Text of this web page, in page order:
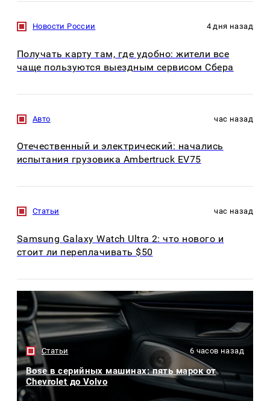
Новости России 4 дня назад
Получать карту там, где удобно: жители все
чаще пользуются выездным сервисом Сбера
Авто час назад
Отечественный и электрический: начались
испытания грузовика Ambertruck EV75
Статьи час назад
Samsung Galaxy Watch Ultra 2: что нового и
стоит ли переплачивать $50
Статьи 6 часов назад
Bose в серийных машинах: пять марок от
Chevrolet до Volvo